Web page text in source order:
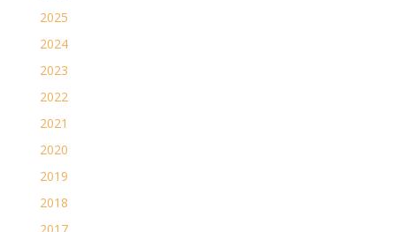
2025
2024
2023
2022
2021
2020
2019
2018